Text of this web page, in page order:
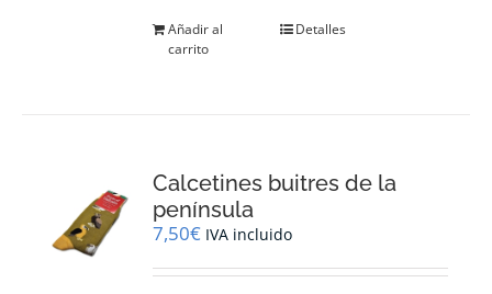
Añadir al
carrito
Detalles
Calcetines buitres de la
península
7,50€ IVA incluido